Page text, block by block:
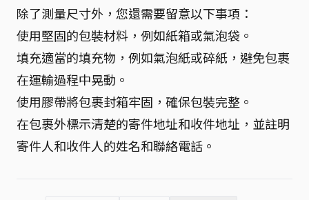
除了測量尺寸外，您還需要留意以下事項：
使用堅固的包裝材料，例如紙箱或氣泡袋。
填充適當的填充物，例如氣泡紙或碎紙，避免包裹
在運輸過程中晃動。
使用膠帶將包裹封箱牢固，確保包裝完整。
在包裹外標示清楚的寄件地址和收件地址，並註明
寄件人和收件人的姓名和聯絡電話。